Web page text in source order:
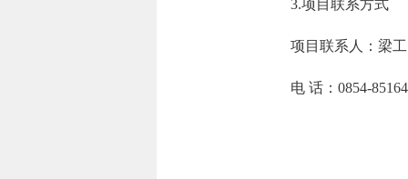
3.项目联系方式
项目联系人： 梁工
电 话： 0854-